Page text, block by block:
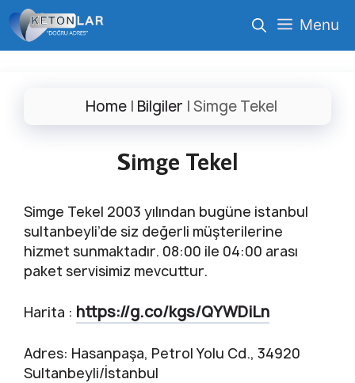
İçeriğe
atla
Menu
Home | Bilgiler | Simge Tekel
Simge Tekel
Simge Tekel 2003 yılından bugüne istanbul
sultanbeyli’de siz değerli müşterilerine
hizmet sunmaktadır. 08:00 ile 04:00 arası
paket servisimiz mevcuttur.
Harita : https://g.co/kgs/QYWDiLn
Adres: Hasanpaşa, Petrol Yolu Cd., 34920
Sultanbeyli/İstanbul